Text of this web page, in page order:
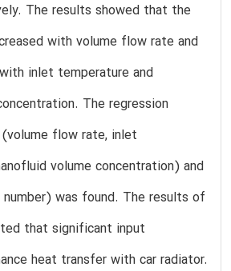
The results showed that the
with volume flow rate and
inlet temperature and
The regression
flow rate, inlet
volume concentration) and
was found. The results of
that significant input
heat transfer with car radiator.